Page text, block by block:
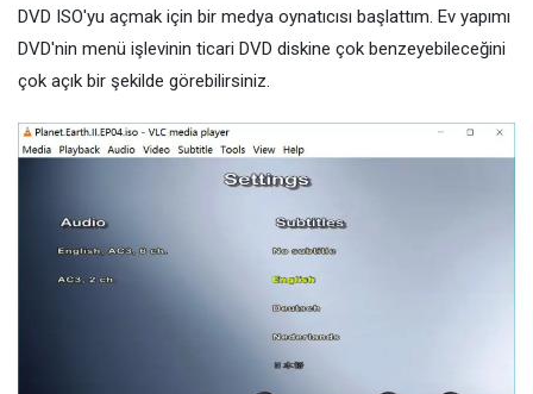
DVD ISO'yu açmak için bir medya oynatıcısı başlattım. Ev yapımı
DVD'nin menü işlevinin ticari DVD diskine çok benzeyebileceğini
çok açık bir şekilde görebilirsiniz.